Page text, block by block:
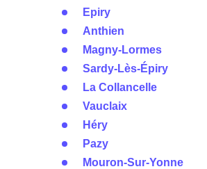
Epiry
Anthien
Magny-Lormes
Sardy-Lès-Épiry
La Collancelle
Vauclaix
Héry
Pazy
Mouron-Sur-Yonne